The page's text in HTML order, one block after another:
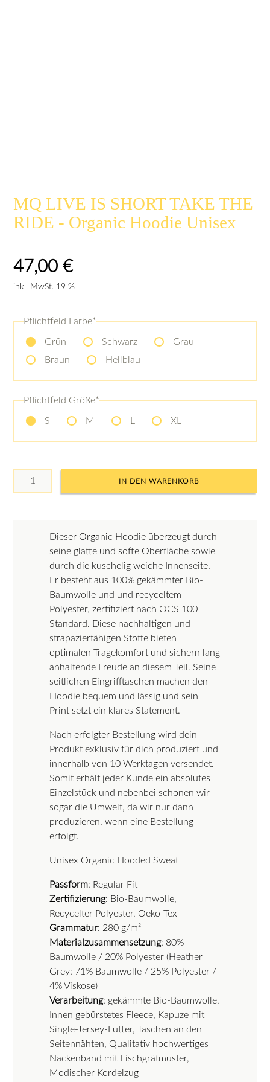
MQ LIVE IS SHORT TAKE THE
RIDE - Organic Hoodie Unisex
47,00€
inkl. MwSt. 19 %
Pflichtfeld Farbe*
Grün Schwarz
Grau
Braun
Hellblau
Pflichtfeld Größe*
S M XL
Dieser Organic Hoodie überzeugt durch
seine glatte und softe Oberfläche sowie
durch die kuschelig weiche Innenseite.
Er besteht aus 100% gekämmter Bio-
Baumwolle und und recyceltem
Polyester, zertifiziert nach OCS 100
Standard. Diese nachhaltigen und
strapazierfähigen Stoffe bieten
optimalen Tragekomfort und sichern lang
anhaltende Freude an diesem Teil. Seine
seitlichen Eingrifftaschen machen den
Hoodie bequem und lässig und sein
Print setzt ein klares Statement.
Nach erfolgter Bestellung wird dein
Produkt exklusiv für dich produziert und
innerhalb von 10 Werktagen versendet.
Somit erhält jeder Kunde ein absolutes
Einzelstück und nebenbei schonen wir
sogar die Umwelt, da wir nur dann
produzieren, wenn eine Bestellung
erfolgt.
Unisex Organic Hooded Sweat
Passform: Regular Fit
Zertifizierung: Bio-Baumwolle,
Recycelter Polyester, Oeko-Tex
Grammatur: 280 g/m²
Materialzusammensetzung: 80%
Baumwolle / 20% Polyester (Heather
Grey: 71% Baumwolle / 25% Polyester /
4% Viskose)
Verarbeitung: gekämmte Bio-Baumwolle,
Innen gebürstetes Fleece, Kapuze mit
Single-Jersey-Futter, Taschen an den
Seitennähten, Qualitativ hochwertiges
Nackenband mit Fischgrätmuster,
Modischer Kordelzug